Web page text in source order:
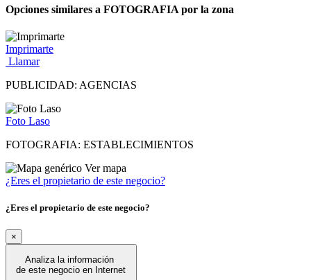
Opciones similares a FOTOGRAFIA por la zona
Imprimarte
Llamar
PUBLICIDAD: AGENCIAS
Foto Laso
FOTOGRAFIA: ESTABLECIMIENTOS
Ver mapa
¿Eres el propietario de este negocio?
¿Eres el propietario de este negocio?
×
Analiza la información
de este negocio en Internet